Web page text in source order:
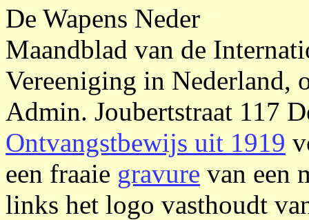
De Wapens Neder
Maandblad van de
Vereeniging in Nederland,
Admin. Joubertstraat 117
Ontvangstbewijs uit 1919
een fraaie gravure van een
links het logo vasthoudt